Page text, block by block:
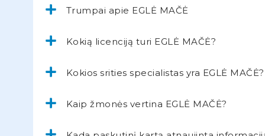
Trumpai apie EGLĖ MAČĖ
Kokią licenciją turi EGLĖ MAČĖ?
Kokios srities specialistas yra EGLĖ MAČĖ?
Kaip žmonės vertina EGLĖ MAČĖ?